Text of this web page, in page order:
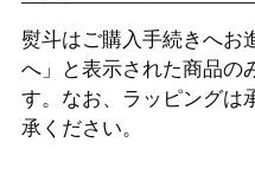
熨斗はご購入手続きへお
へ」と表示された商品の
す。なお、ラッピングは
承ください。